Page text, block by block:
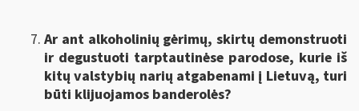
Ar ant alkoholinių gėrimų, skirtų demonstruoti
ir degustuoti tarptautinėse parodose, kurie iš
kitų valstybių narių atgabenami į Lietuvą, turi
būti klijuojamos banderolės?